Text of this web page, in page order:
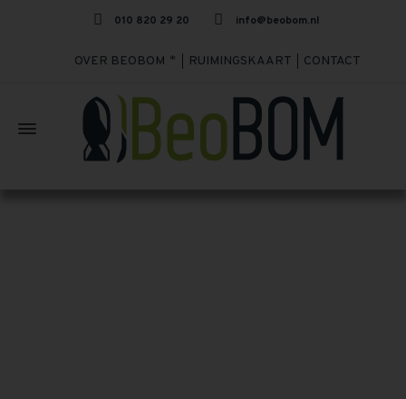
010 820 29 20 info@beobom.nl
OVER BEOBOM RUIMINGSKAART CONTACT